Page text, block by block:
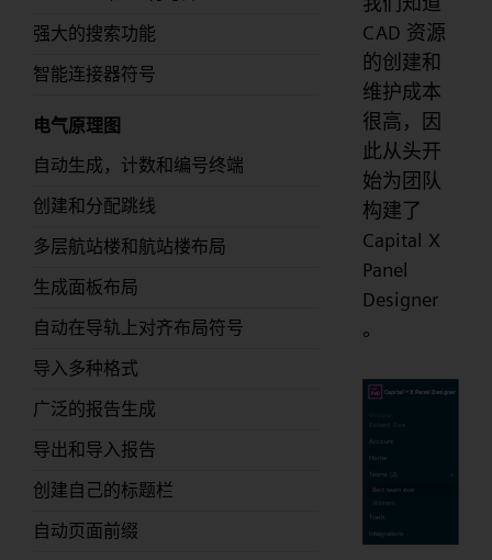
强大的搜索功能
智能连接器符号
电气原理图
自动生成，计数和编号终端
创建和分配跳线
多层航站楼和航站楼布局
生成面板布局
自动在导轨上对齐布局符号
导入多种格式
广泛的报告生成
导出和导入报告
创建自己的标题栏
自动页面前缀
CAD 资源
的创建和
维护成本
很高，因
此从头开
始为团队
构建了
Capital X
Panel
Designer
。